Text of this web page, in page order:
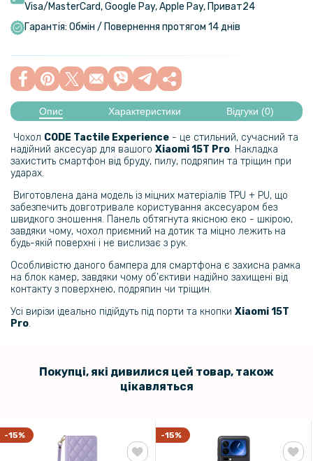
299 грн
280 грн
329 грн
Чохол X&E для Xiaomi 15T​​ Pro з металевою вставкою та захистом
на камеру
159 грн
199 грн
Гідрогелева плівка Hydrogel Film для Xiaomi 15T Pro на задню
панель, Transparent
199 грн
Захисне скло Tempered Glass 0.3mm для Xiaomi 15T Pro
Захисне скло Full Screen Tempered Glass для Xiaomi 15T Pro
Visa/MasterСard, Google Pay, Apple Pay, Приват24
Гарантія: Обмін / Повернення протягом 14 днів
Опис Характеристики Відгуки (0)
Чохол CODE Tactile Experience - це стильний, сучасний та
надійний аксесуар для вашого Xiaomi 15T Pro. Накладка
захистить смартфон від бруду, пилу, подряпин та тріщин при
ударах.
Виготовлена дана модель із міцних матеріалів TPU + PU, що
забезпечить довготривале користування аксесуаром без
швидкого зношення. Панель обтягнута якісною еко - шкірою,
завдяки чому, чохол приємний на дотик та міцно лежить на
будь-якій поверхні і не вислизає з рук.
Особливістю даного бампера для смартфона є захисна рамка
на блок камер, завдяки чому об’єктиви надійно захищені від
контакту з поверхнею, подряпин чи тріщин.
Усі вирізи ідеально підійдуть під порти та кнопки Xiaomi 15T
Pro.
Покупці, які дивилися цей товар, також
цікавляться
-15% -15%